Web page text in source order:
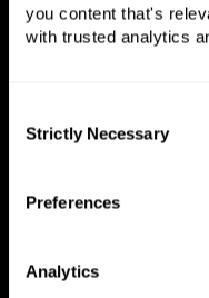
you content that's
with trusted analytics
Selection
Strictly Necessary
Preferences
Analytics
Posílejte peníze
vybírejte z